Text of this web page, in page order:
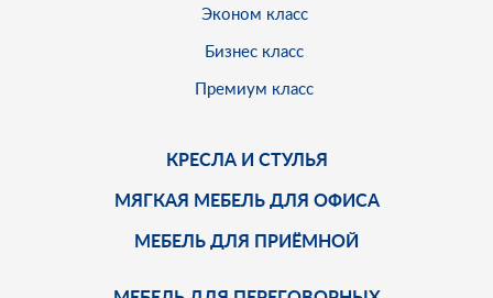
Эконом класс
Бизнес класс
Премиум класс
КРЕСЛА И СТУЛЬЯ
МЯГКАЯ МЕБЕЛЬ ДЛЯ ОФИСА
МЕБЕЛЬ ДЛЯ ПРИЁМНОЙ